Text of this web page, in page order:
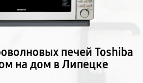
печей Toshiba
на дом в Липецке